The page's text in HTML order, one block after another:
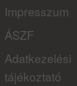
Impresszum
ÁSZF
Adatkezelési
tájékoztató